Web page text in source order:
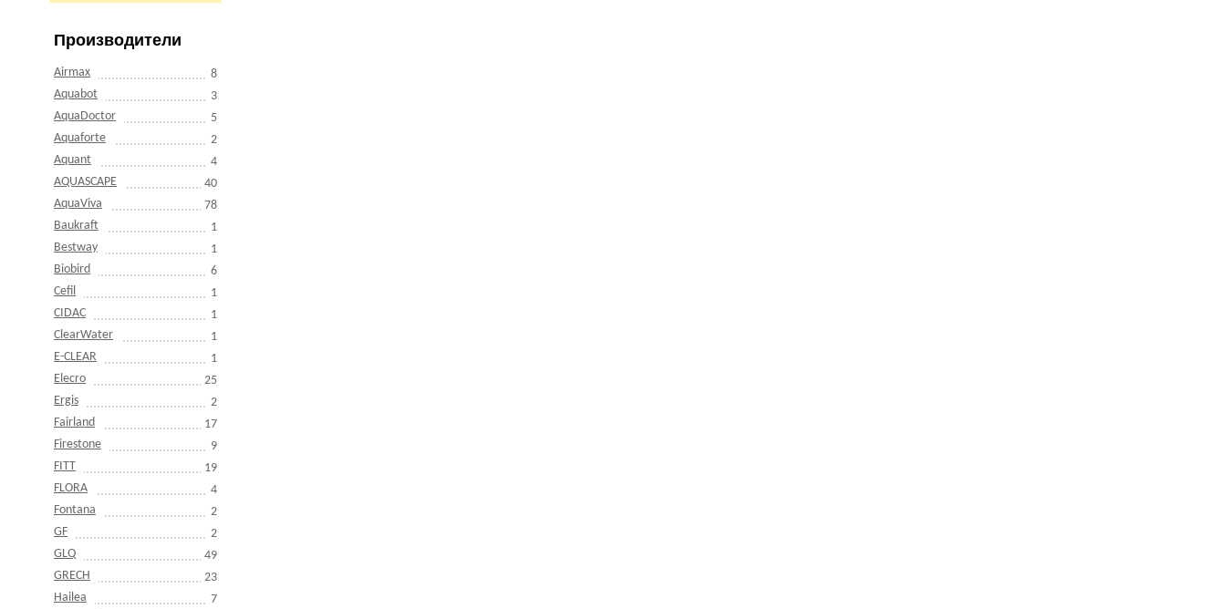
Производители
Airmax
8
Aquabot
3
AquaDoctor
5
Aquaforte
2
Aquant
4
AQUASCAPE
40
AquaViva
78
Baukraft
1
Bestway
1
Biobird
6
Cefil
1
CIDAC
1
ClearWater
1
E-CLEAR
1
Elecro
25
Ergis
2
Fairland
17
Firestone
9
FITT
19
FLORA
4
Fontana
2
GF
2
GLQ
49
GRECH
23
Hailea
7